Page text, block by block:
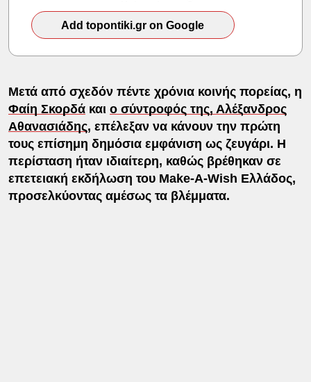
Add topontiki.gr on Google
Μετά από σχεδόν πέντε χρόνια κοινής πορείας, η
Φαίη Σκορδάκαι ο σύντροφός της, Αλέξανδρος
Αθανασιάδης, επέλεξαν να κάνουν την πρώτη
τους επίσημη δημόσια εμφάνιση ως ζευγάρι. Η
περίσταση ήταν ιδιαίτερη, καθώς βρέθηκαν σε
επετειακή εκδήλωση του Make-A-Wish Ελλάδος,
προσελκύοντας αμέσως τα βλέμματα.